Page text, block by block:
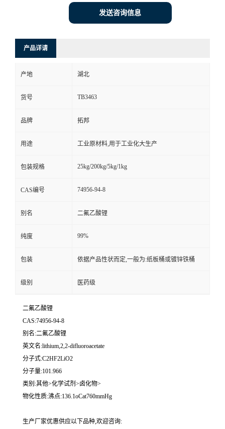
发送咨询信息
产品详请
产地 湖北
货号 TB3463
品牌 拓邦
用途 工业原材料,用于工业化大生产
包装规格 25kg/200kg/5kg/1kg
CAS编号 74956-94-8
别名 二氟乙酸锂
纯度 99%
包装 依据产品性状而定,一般为:纸板桶或镀锌铁桶
级别 医药级
二氟乙酸锂
CAS:74956-94-8
别名:二氟乙酸锂
英文名:lithium,2,2-difluoroacetate
分子式:C2HF2LiO2
分子量:101.966
类别:其他>化学试剂>卤化物>
物化性质:沸点:136.1oCat760mmHg
生产厂家优惠供应以下品种,欢迎咨询: